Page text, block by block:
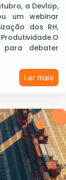
a Devlop,
um webinar
dos RH,
para debater
Ler mais